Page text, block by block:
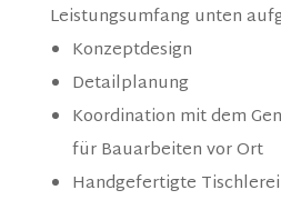
Leistungsumfang unten
Konzeptdesign
Detailplanung
Koordination mit dem
für Bauarbeiten vor Ort
Handgefertigte